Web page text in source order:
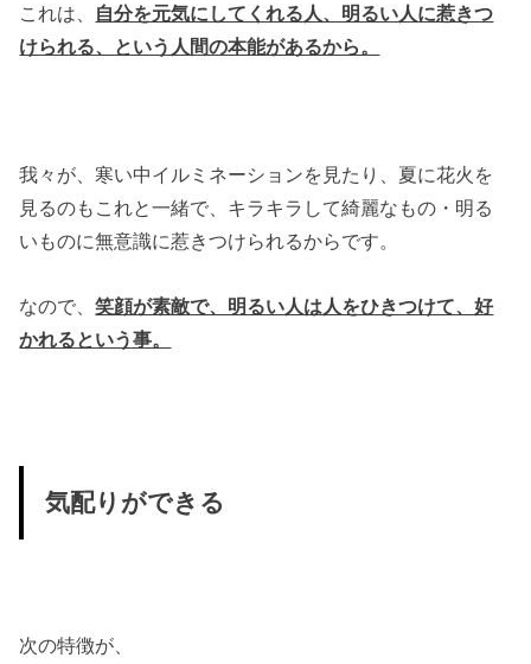
これは、 自分を元気にしてくれる人、明るい人に惹きつ
けられる、という人間の本能があるから。
我々が、寒い中イルミネーションを見たり、夏に花火を
見るのもこれと一緒で、キラキラして綺麗なもの・明る
いものに無意識に惹きつけられるからです。
なので、笑顔が素敵で、明るい人は人をひきつけて、好
かれるという事。
気配りができる
次の特徴が、